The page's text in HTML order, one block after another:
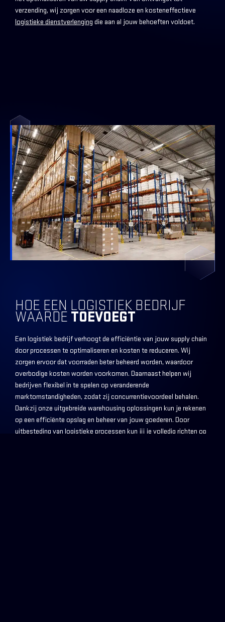
verzending, wij zorgen voor een naadloze en kosteneffectieve
logistieke dienstverlenging die aan al jouw behoeften voldoet.
HOE EEN LOGISTIEK BEDRIJF
WAARDE TOEVOEGT
Een logistiek bedrijf verhoogt de efficiëntie van jouw supply chain
door processen te optimaliseren en kosten te reduceren. Wij
zorgen ervoor dat voorraden beter beheerd worden, waardoor
overbodige kosten worden voorkomen. Daarnaast helpen wij
bedrijven flexibel in te spelen op veranderende
marktomstandigheden, zodat zij concurrentievoordeel behalen.
Dankzij onze uitgebreide warehousing oplossingen kun je rekenen
op een efficiënte opslag en beheer van jouw goederen. Door
uitbesteding van logistieke processen kun jij je volledig richten op